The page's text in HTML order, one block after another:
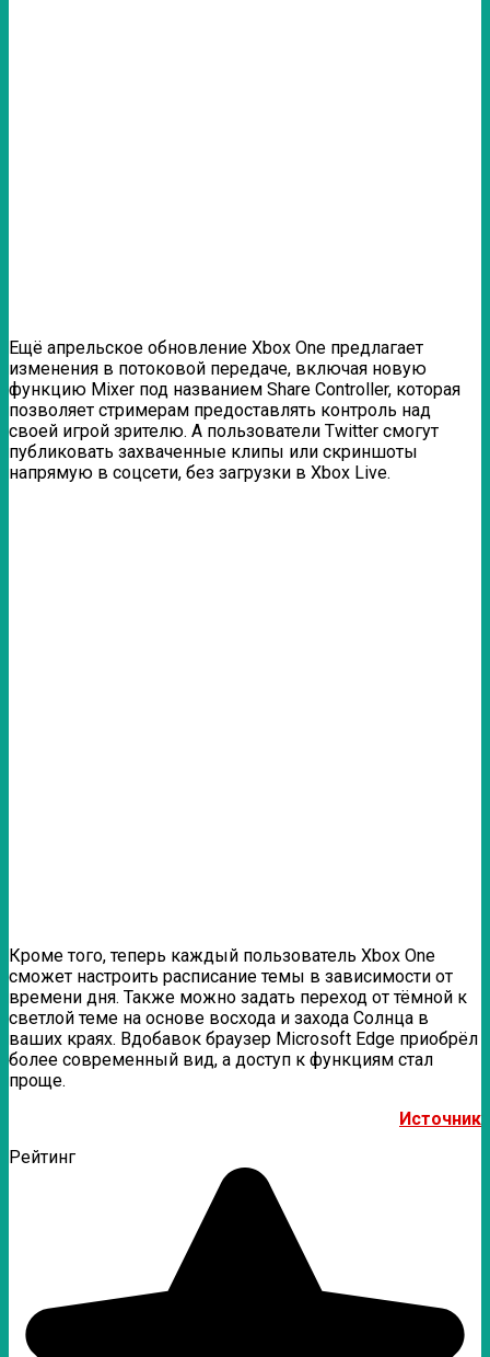
Ещё апрельское обновление Xbox One предлагает
изменения в потоковой передаче, включая новую
функцию Mixer под названием Share Controller, которая
позволяет стримерам предоставлять контроль над
своей игрой зрителю. А пользователи Twitter смогут
публиковать захваченные клипы или скриншоты
напрямую в соцсети, без загрузки в Xbox Live.
Кроме того, теперь каждый пользователь Xbox One
сможет настроить расписание темы в зависимости от
времени дня. Также можно задать переход от тёмной к
светлой теме на основе восхода и захода Солнца в
ваших краях. Вдобавок браузер Microsoft Edge приобрёл
более современный вид, а доступ к функциям стал
проще.
Источник
Рейтинг